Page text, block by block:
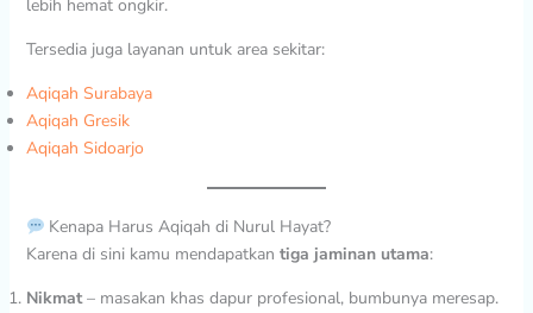
lebih hemat ongkir.
Tersedia juga layanan untuk area sekitar:
Aqiqah Surabaya
Aqiqah Gresik
Aqiqah Sidoarjo
Kenapa Harus Aqiqah di Nurul Hayat?
Karena di sini kamu mendapatkan tiga jaminan utama:
Nikmat– masakan khas dapur profesional, bumbunya meresap.